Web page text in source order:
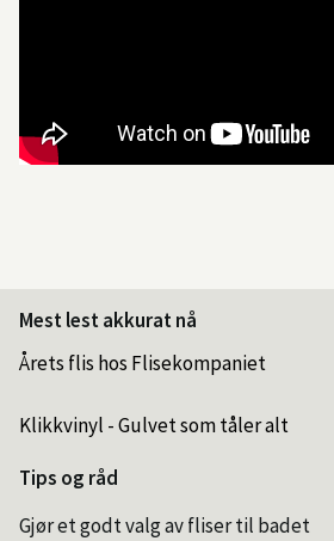
Mest lest akkurat nå
Årets flis hos Flisekompaniet
Klikkvinyl - Gulvet som tåler alt
Tips og råd
Gjør et godt valg av fliser til badet